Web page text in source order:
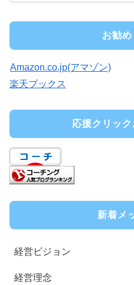
お勧め
Amazon.co.jp(アマゾン)
楽天ブックス
応援クリッ
新着メ
経営ビジョン
経営理念